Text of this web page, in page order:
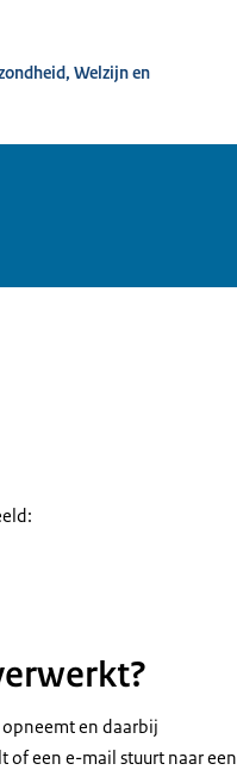
Welzijn en
opneemt en daarbij
een e-mail stuurt naar een